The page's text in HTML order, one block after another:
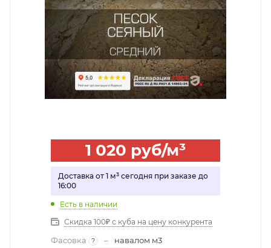
1 020 руб/м³
Доставка от 1 м³ сегодня при заказе до
16:00
Есть в наличии
Скидка 100₽ с куба на цену конкурента
Фасовка ? – навалом м3